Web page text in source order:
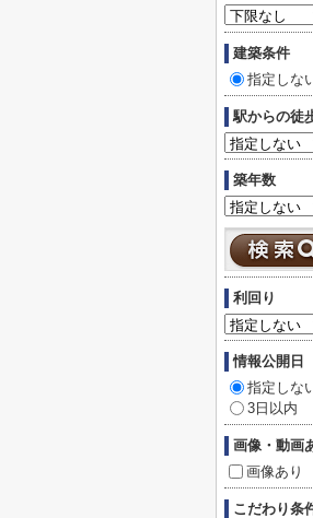
建築条件
指定しな
駅からの徒
築年数
利回り
情報公開日
指定しな
3日以内
画像・動画
画像あり
こだわり条